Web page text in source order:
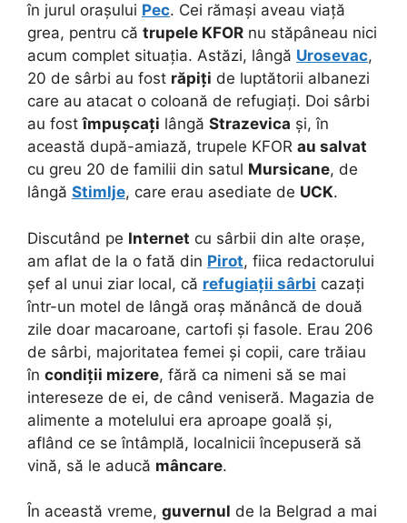
în jurul orașului Pec. Cei rămași aveau viață
grea, pentru că trupele KFOR nu stăpâneau nici
acum complet situația. Astăzi, lângă Urosevac,
20 de sârbi au fost răpiți de luptătorii albanezi
care au atacat o coloană de refugiați. Doi sârbi
au fostîmpușcați lângă Strazevica și, în
această după-amiază, trupele KFOR au salvat
cu greu 20 de familii din satul Mursicane, de
lângă Stimlje, care erau asediate de UCK.
Discutând pe Internet cu sârbii din alte orașe,
am aflat de la o fată din Pirot, fiica redactorului
șef al unui ziar local, că refugiații sârbi cazați
într-un motel de lângă oraș mănâncă de două
zile doar macaroane, cartofi și fasole. Erau 206
de sârbi, majoritatea femei și copii, care trăiau
în condiții mizere, fără ca nimeni să se mai
intereseze de ei, de când veniseră. Magazia de
alimente a motelului era aproape goală și,
aflând ce se întâmplă, localnicii începuseră să
vină, să le aducă mâncare.
În această vreme, guvernul de la Belgrad a mai